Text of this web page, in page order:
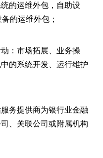
的运维外包，自助设
的运维外包；
：市场拓展、业务操
的系统开发、运行维护
务提供商为银行业金融
、关联公司或附属机构